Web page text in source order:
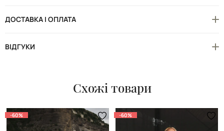
ДОСТАВКА І ОПЛАТА
ВІДГУКИ
Схожі товари
-60% -60%